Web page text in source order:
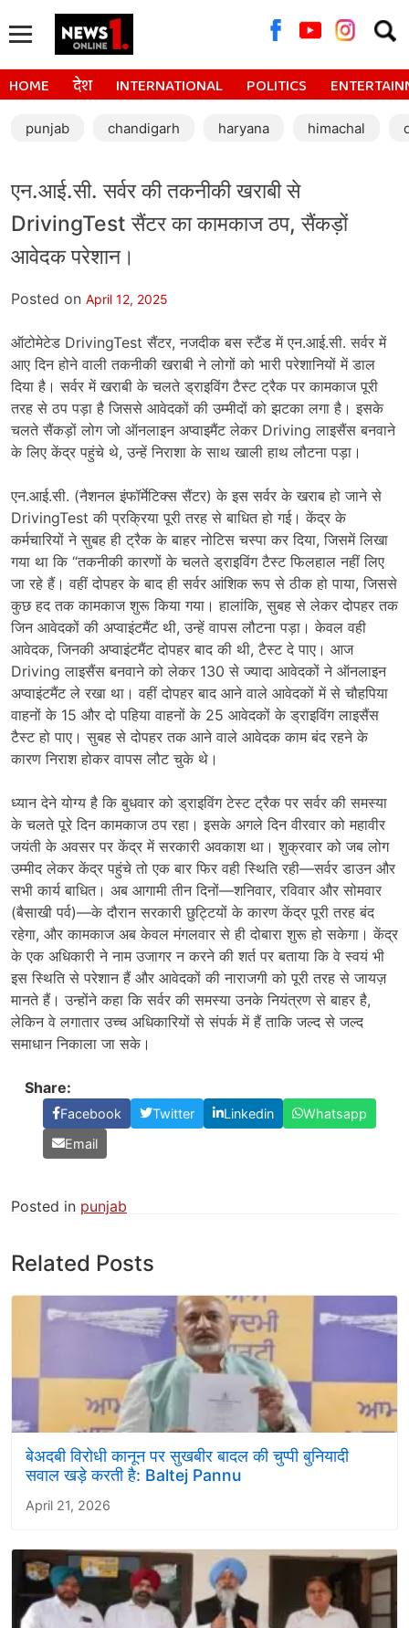
for:
HOME देश INTERNATIONAL POLITICS
punjab chandigarh haryana himachal
एन.आई.सी. सर्वर की तकनीकी खराबी से
DrivingTest सैंटर का कामकाज ठप, सैंकड़ों
आवेदक परेशान।
Posted on April 12, 2025
ऑटोमेटेड DrivingTest सैंटर, नजदीक बस स्टैंड में एन.आई.सी. सर्वर में
आए दिन होने वाली तकनीकी खराबी ने लोगों को भारी परेशानियों में डाल
दिया है। सर्वर में खराबी के चलते ड्राइविंग टैस्ट ट्रैक पर कामकाज पूरी
तरह से ठप पड़ा है जिससे आवेदकों की उम्मीदों को झटका लगा है। इसके
चलते सैंकड़ों लोग जो ऑनलाइन अप्वाइमैंट लेकर Driving लाइसैंस बनवाने
के लिए केंद्र पहुंचे थे, उन्हें निराशा के साथ खाली हाथ लौटना पड़ा।
एन.आई.सी. (नैशनल इंफॉर्मेटिक्स सैंटर) के इस सर्वर के खराब हो जाने से
DrivingTest की प्रक्रिया पूरी तरह से बाधित हो गई। केंद्र के
कर्मचारियों ने सुबह ही ट्रैक के बाहर नोटिस चस्पा कर दिया, जिसमें लिखा
गया था कि “तकनीकी कारणों के चलते ड्राइविंग टैस्ट फिलहाल नहीं लिए
जा रहे हैं। वहीं दोपहर के बाद ही सर्वर आंशिक रूप से ठीक हो पाया, जिससे
कुछ हद तक कामकाज शुरू किया गया। हालांकि, सुबह से लेकर दोपहर तक
जिन आवेदकों की अप्वाइंटमैंट थी, उन्हें वापस लौटना पड़ा। केवल वही
आवेदक, जिनकी अप्वाइंटमैंट दोपहर बाद की थी, टैस्ट दे पाए। आज
Driving लाइसैंस बनवाने को लेकर 130 से ज्यादा आवेदकों ने ऑनलाइन
अप्वाइंटमैंट ले रखा था। वहीं दोपहर बाद आने वाले आवेदकों में से चौहपिया
वाहनों के 15 और दो पहिया वाहनों के 25 आवेदकों के ड्राइविंग लाइसैंस
टैस्ट हो पाए। सुबह से दोपहर तक आने वाले आवेदक काम बंद रहने के
कारण निराश होकर वापस लौट चुके थे।
ध्यान देने योग्य है कि बुधवार को ड्राइविंग टेस्ट ट्रैक पर सर्वर की समस्या
के चलते पूरे दिन कामकाज ठप रहा। इसके अगले दिन वीरवार को महावीर
जयंती के अवसर पर केंद्र में सरकारी अवकाश था। शुक्रवार को जब लोग
उम्मीद लेकर केंद्र पहुंचे तो एक बार फिर वही स्थिति रही—सर्वर डाउन और
सभी कार्य बाधित। अब आगामी तीन दिनों—शनिवार, रविवार और सोमवार
(बैसाखी पर्व)—के दौरान सरकारी छुट्टियों के कारण केंद्र पूरी तरह बंद
रहेगा, और कामकाज अब केवल मंगलवार से ही दोबारा शुरू हो सकेगा। केंद्र
के एक अधिकारी ने नाम उजागर न करने की शर्त पर बताया कि वे स्वयं भी
इस स्थिति से परेशान हैं और आवेदकों की नाराजगी को पूरी तरह से जायज़
मानते हैं। उन्होंने कहा कि सर्वर की समस्या उनके नियंत्रण से बाहर है,
लेकिन वे लगातार उच्च अधिकारियों से संपर्क में हैं ताकि जल्द से जल्द
समाधान निकाला जा सके।
Share:
Facebook Twitter Linkedin
Whatsapp
Email
Posted in punjab
Related Posts
बेअदबी विरोधी कानून पर सुखबीर बादल की चुप्पी बुनियादी
सवाल खड़े करती है: Baltej Pannu
April 21, 2026